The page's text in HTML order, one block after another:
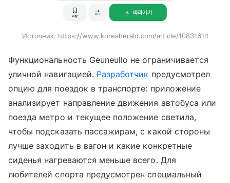
Источник: https://www.koreaherald.com/article/10831614
Функциональность Geuneullo не ограничивается
уличной навигацией. Разработчик предусмотрел
опцию для поездок в транспорте: приложение
анализирует направление движения автобуса или
поезда метро и текущее положение светила,
чтобы подсказать пассажирам, с какой стороны
лучше заходить в вагон и какие конкретные
сиденья нагреваются меньше всего. Для
любителей спорта предусмотрен специальный